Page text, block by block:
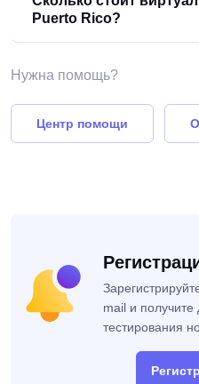
Puerto Rico?
Нужна помощь?
Центр помощи
mail и получите
тестирования